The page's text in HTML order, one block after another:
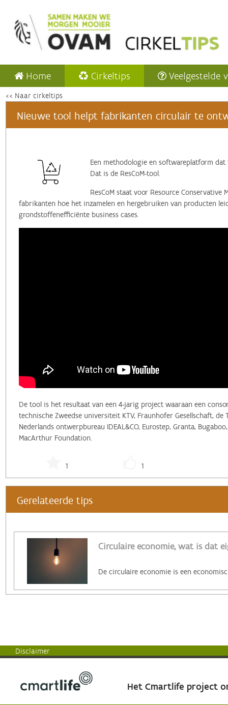
Home Cirkeltips Veelgestelde
<< Naar cirkeltips
Nieuwe tool helpt fabrikanten circulair te
Een methodologie en softwareplatform
Dat is de ResCoM-tool.
ResCoM staat voor Resource
fabrikanten hoe het inzamelen en hergebruiken van producten
grondstoffenefficiënte business cases.
De tool is het resultaat van een 4-jarig project waaraan een
technische Zweedse universiteit KTV, Fraunhofer Gesellschaft, de
Nederlands ontwerpbureau IDEAL&CO, Eurostep, Granta,
MacArthur Foundation.
1 1
Gerelateerde tips
Circulaire economie, wat is dat
Disclaimer
Het Cmartlife project